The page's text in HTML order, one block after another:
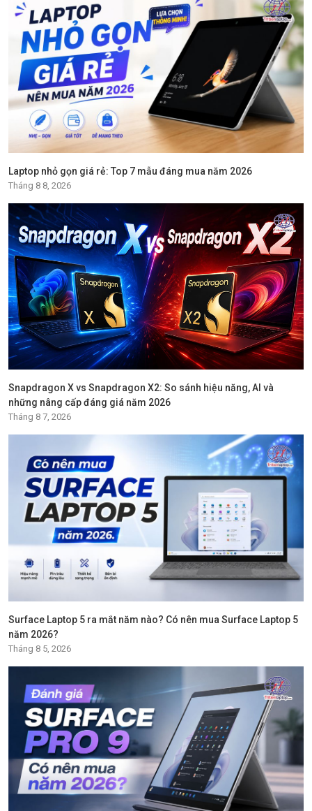
Laptop nhỏ gọn giá rẻ: Top 7 mẫu đáng mua năm 2026
Tháng 8 8, 2026
Snapdragon X vs Snapdragon X2: So sánh hiệu năng, AI và
những nâng cấp đáng giá năm 2026
Tháng 8 7, 2026
Surface Laptop 5 ra mắt năm nào? Có nên mua Surface Laptop 5
năm 2026?
Tháng 8 5, 2026